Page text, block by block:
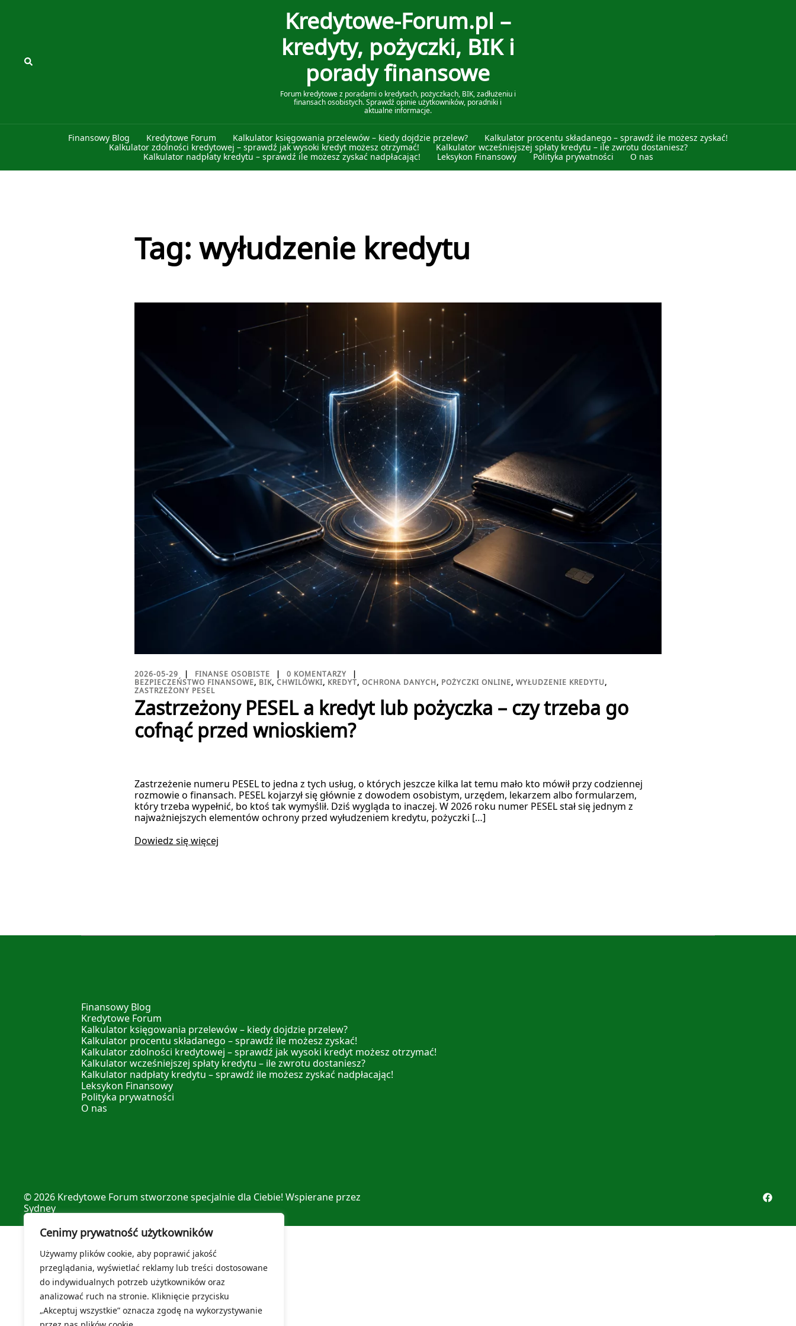
Cenimy prywatność użytkowników
Używamy plików cookie, aby poprawić jakość
przeglądania, wyświetlać reklamy lub treści dostosowane
do indywidualnych potrzeb użytkowników oraz
analizować ruch na stronie. Kliknięcie przycisku
„Akceptuj wszystkie” oznacza zgodę na wykorzystywanie
Szukaj
Kredytowe-Forum.pl –
kredyty, pożyczki, BIK i
porady finansowe
Forum kredytowe z poradami o kredytach, pożyczkach, BIK, zadłużeniu i
finansach osobistych. Sprawdź opinie użytkowników, poradniki i
aktualne informacje.
Finansowy Blog Kredytowe Forum Kalkulator księgowania przelewów – kiedy dojdzie przelew?
Kalkulator procentu składanego – sprawdź ile możesz zyskać!
Kalkulator zdolności kredytowej – sprawdź jak wysoki kredyt możesz otrzymać!
Kalkulator wcześniejszej spłaty kredytu – ile zwrotu dostaniesz?
Kalkulator nadpłaty kredytu – sprawdź ile możesz zyskać nadpłacając!
Leksykon Finansowy Polityka prywatności O nas
Tag: wyłudzenie kredytu
2026-05-29 FINANSE OSOBISTE
0 KOMENTARZY
BEZPIECZEŃSTWO FINANSOWE, BIK, CHWILÓWKI, KREDYT, OCHRONA DANYCH, POŻYCZKI ONLINE, WYŁUDZENIE KREDYTU,
ZASTRZEŻONY PESEL
Zastrzeżony PESEL a kredyt lub pożyczka – czy trzeba go
cofnąć przed wnioskiem?
Zastrzeżenie numeru PESEL to jedna z tych usług, o których jeszcze kilka lat temu mało kto mówił przy codziennej
rozmowie o finansach. PESEL kojarzył się głównie z dowodem osobistym, urzędem, lekarzem albo formularzem,
który trzeba wypełnić, bo ktoś tak wymyślił. Dziś wygląda to inaczej. W 2026 roku numer PESEL stał się jednym z
najważniejszych elementów ochrony przed wyłudzeniem kredytu, pożyczki […]
Dowiedz się więcej
Finansowy Blog
Kredytowe Forum
Kalkulator księgowania przelewów – kiedy dojdzie przelew?
Kalkulator procentu składanego – sprawdź ile możesz zyskać!
Kalkulator zdolności kredytowej – sprawdź jak wysoki kredyt możesz otrzymać!
Kalkulator wcześniejszej spłaty kredytu – ile zwrotu dostaniesz?
Kalkulator nadpłaty kredytu – sprawdź ile możesz zyskać nadpłacając!
Leksykon Finansowy
Polityka prywatności
O nas
© 2026 Kredytowe Forum stworzone specjalnie dla Ciebie! Wspierane przez
Sydney